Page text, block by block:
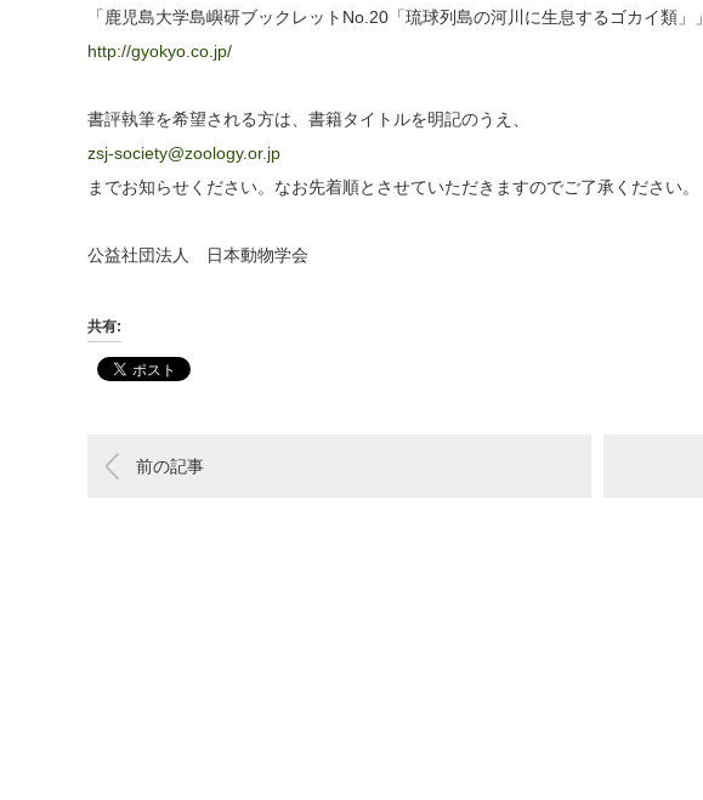
「鹿児島大学島嶼研ブックレットNo.20「琉球列島の河川に生息するゴカイ類」」
http://gyokyo.co.jp/
書評執筆を希望される方は、書籍タイトルを明記のうえ、
zsj-society@zoology.or.jp
までお知らせください。なお先着順とさせていただきますのでご了承ください。
公益社団法人 日本動物学会
共有:
前の記事